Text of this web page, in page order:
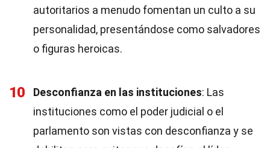
autoritarios a menudo fomentan un culto a su
personalidad, presentándose como salvadores
o figuras heroicas.
10 Desconfianza en las instituciones: Las
instituciones como el poder judicial o el
parlamento son vistas con desconfianza y se